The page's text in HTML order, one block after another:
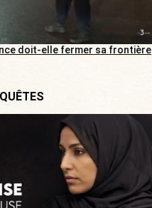
doit-elle fermer sa frontière